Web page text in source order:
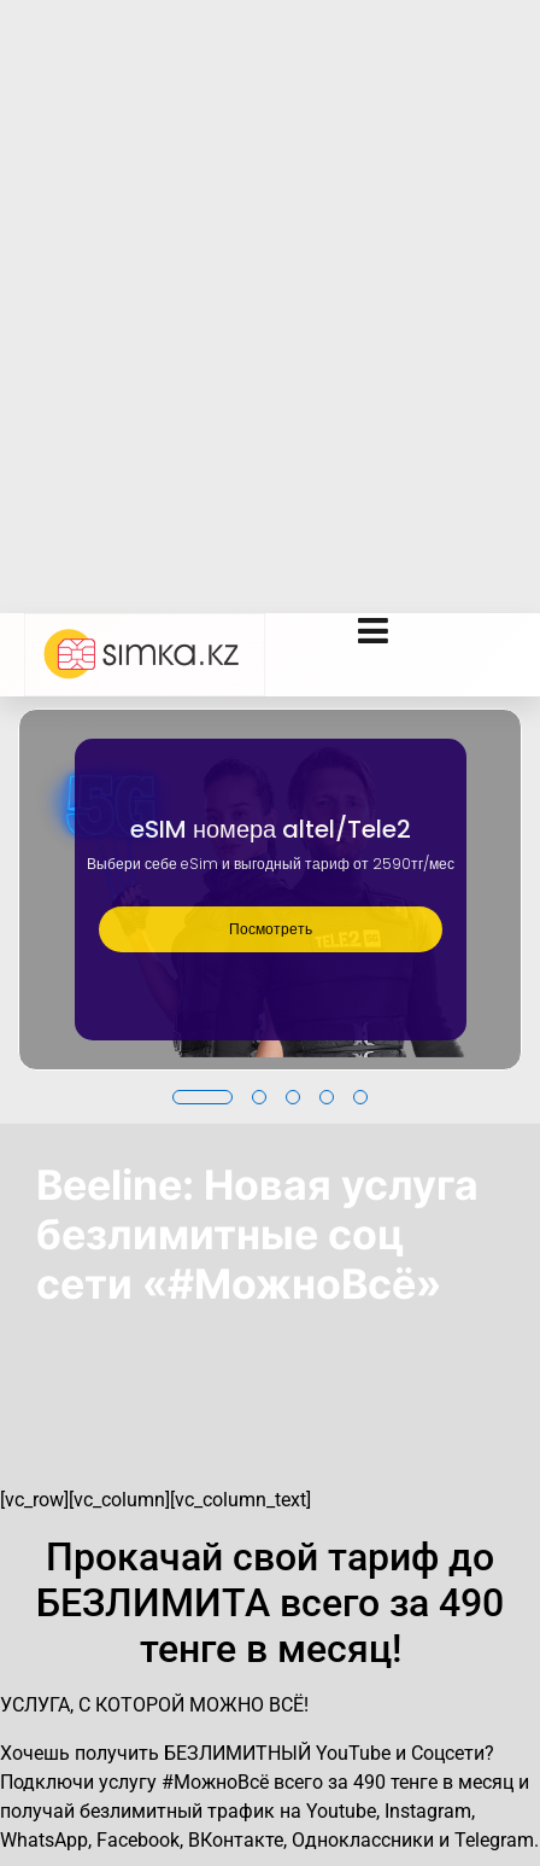
eSIM номера altel/Tele2
Выбери себе eSim и выгодный тариф от 2590тг/мес
Посмотреть
Beeline: Новая услуга
безлимитные соц
сети «#МожноВсё»
[vc_row][vc_column][vc_column_text]
Прокачай свой тариф до
БЕЗЛИМИТА всего за 490
тенге в месяц!
УСЛУГА, С КОТОРОЙ МОЖНО ВCЁ!
Хочешь получить БЕЗЛИМИТНЫЙ YouTube и Соцсети?
Подключи услугу #МожноВсё всего за 490 тенге в месяц и
получай безлимитный трафик на Youtube, Instagram,
WhatsApp, Facebook, ВКонтакте, Одноклассники и Telegram.